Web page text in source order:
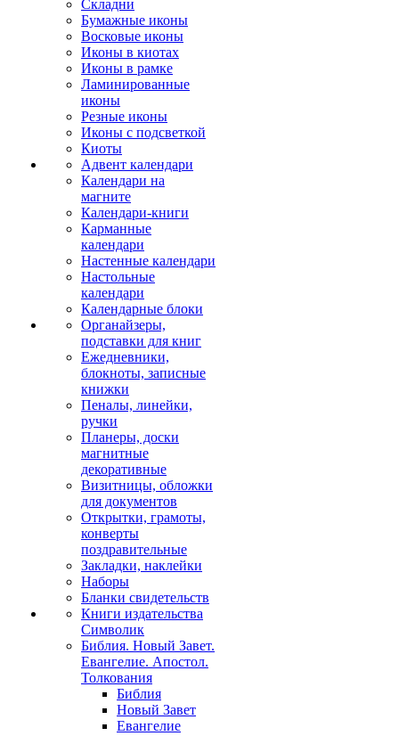
Складни
Бумажные иконы
Восковые иконы
Иконы в киотах
Иконы в рамке
Ламинированные
иконы
Резные иконы
Иконы с подсветкой
Киоты
Адвент календари
Календари на
магните
Календари-книги
Карманные
календари
Настенные календари
Настольные
календари
Календарные блоки
Органайзеры,
подставки для книг
Ежедневники,
блокноты, записные
книжки
Пеналы, линейки,
ручки
Планеры, доски
магнитные
декоративные
Визитницы, обложки
для документов
Открытки, грамоты,
конверты
поздравительные
Закладки, наклейки
Наборы
Бланки свидетельств
Книги издательства
Символик
Библия. Новый Завет.
Евангелие. Апостол.
Толкования
Библия
Новый Завет
Евангелие